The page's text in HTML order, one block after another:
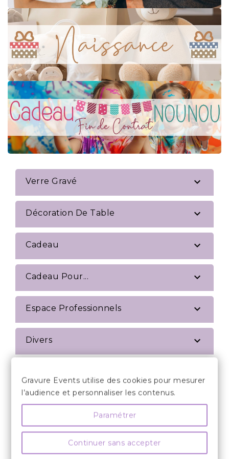
Verre Gravé 
Décoration De Table 
Cadeau 
Cadeau Pour... 
Espace Professionnels 
Divers 
AVIS CLIENTS
Gravure Events utilise des cookies pour mesurer
l’audience et personnaliser les contenus.
Paramétrer
Continuer sans accepter